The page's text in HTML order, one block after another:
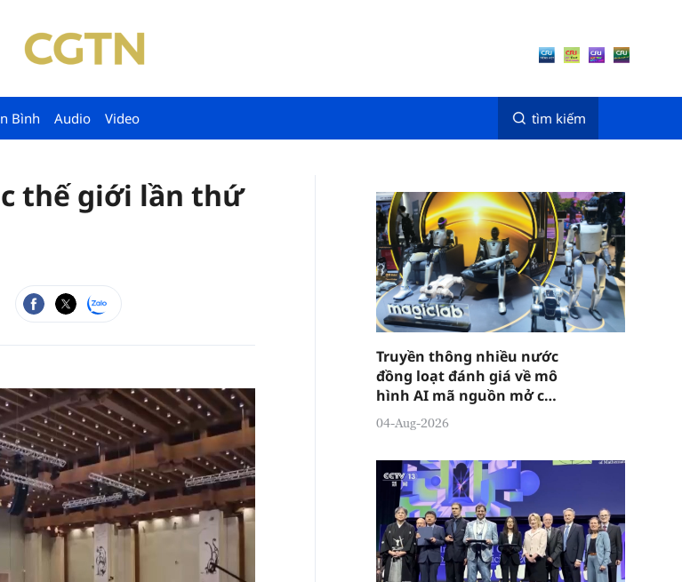
Bình Audio Video tìm kiếm
thế giới lần thứ
Truyền thông nhiều nước
đồng loạt đánh giá về mô
hình AI mã nguồn mở của
Trung Quốc
04-Aug-2026